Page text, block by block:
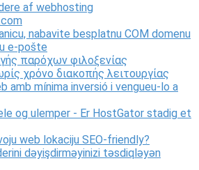
af webhosting
nabavite besplatnu COM domenu
e-pošte
παρόχων φιλοξενίας
χρόνο διακοπής λειτουργίας
amb mínima inversió i vengueu-lo a
og ulemper - Er HostGator stadig et
web lokaciju SEO-friendly?
dəyişdirməyinizi təsdiqləyən